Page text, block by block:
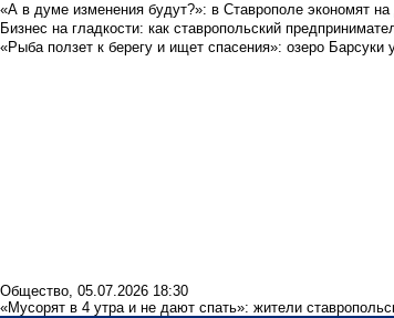
«А в думе изменения будут?»: в Ставрополе экономят на
Бизнес на гладкости: как ставропольский
«Рыба ползет к берегу и ищет спасения»: озеро Барсуки
Общество, 05.07.2026 18:30
«Мусорят в 4 утра и не дают спать»: жители